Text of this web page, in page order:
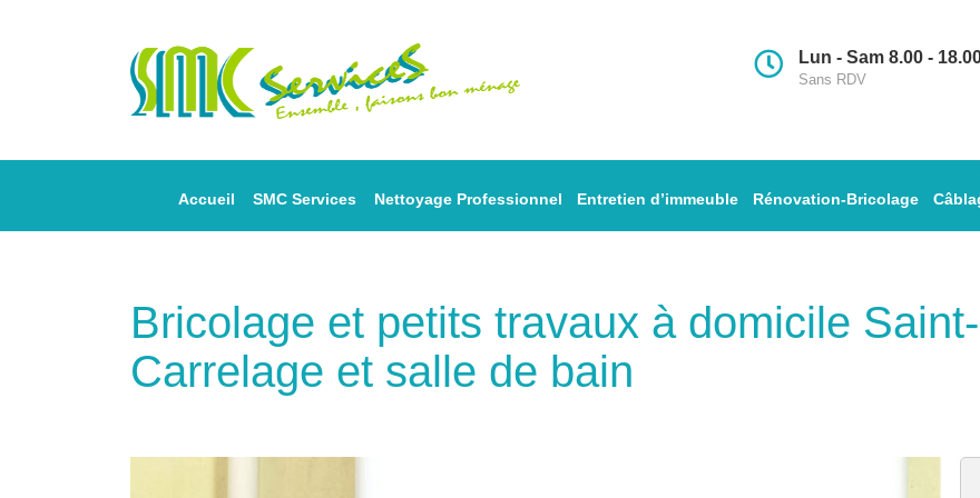
Lun - Sam 8.00 -
Sans RDV
Accueil SMC Services Nettoyage Professionnel Entretien d’immeuble Rénovation-Bricolage
Bricolage et petits travaux à domicile
Carrelage et salle de bain